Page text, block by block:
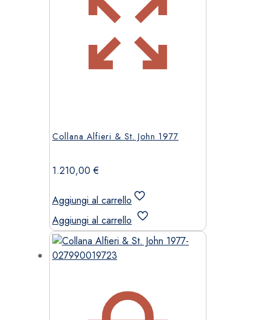
Collana Alfieri & St. John 1977
1.210,00€
Aggiungi al carrello
Aggiungi al carrello